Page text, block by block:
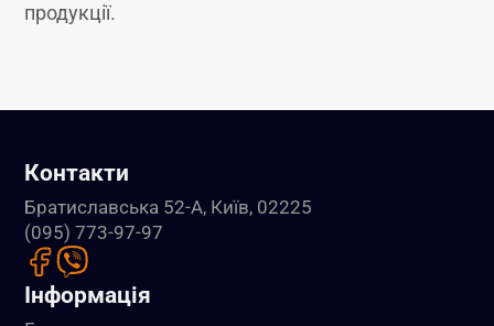
продукції.
Контакти
Братиславська 52-А, Київ, 02225
(095) 773-97-97
Інформація